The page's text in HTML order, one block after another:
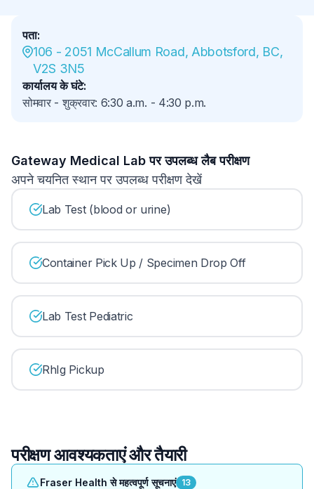
पता:
106 - 2051 McCallum Road, Abbotsford, BC,
V2S 3N5
कार्यालय के घंटे:
सोमवार - शुक्रवार: 6:30 a.m. - 4:30 p.m.
Gateway Medical Lab पर उपलब्ध लैब परीक्षण
अपने चयनित स्थान पर उपलब्ध परीक्षण देखें
Lab Test (blood or urine)
Container Pick Up / Specimen Drop Off
Lab Test Pediatric
RhIg Pickup
परीक्षण आवश्यकताएं और तैयारी
Fraser Health से महत्वपूर्ण सूचनाएं 13